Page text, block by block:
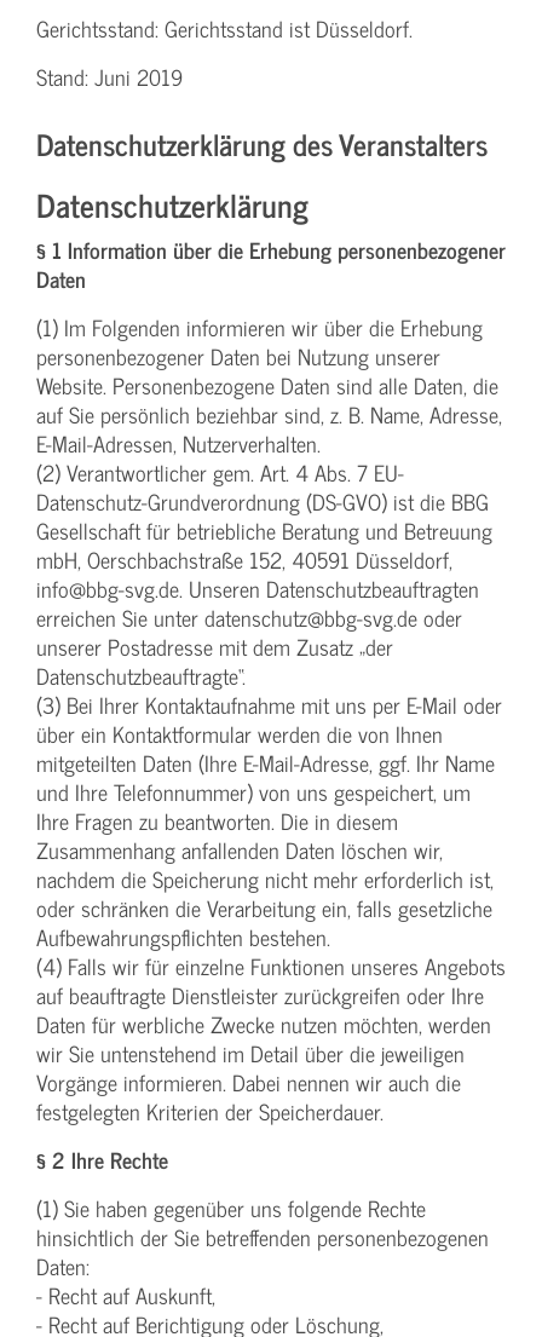
Gerichtsstand: Gerichtsstand ist Düsseldorf.
Stand: Juni 2019
Datenschutzerklärung des Veranstalters
Datenschutzerklärung
§ 1 Information über die Erhebung personenbezogener
Daten
(1) Im Folgenden informieren wir über die Erhebung
personenbezogener Daten bei Nutzung unserer
Website. Personenbezogene Daten sind alle Daten, die
auf Sie persönlich beziehbar sind, z. B. Name, Adresse,
E-Mail-Adressen, Nutzerverhalten.
(2) Verantwortlicher gem. Art. 4 Abs. 7 EU-
Datenschutz-Grundverordnung (DS-GVO) ist die BBG
Gesellschaft für betriebliche Beratung und Betreuung
mbH, Oerschbachstraße 152, 40591 Düsseldorf,
info@bbg-svg.de. Unseren Datenschutzbeauftragten
erreichen Sie unter datenschutz@bbg-svg.de oder
unserer Postadresse mit dem Zusatz „der
Datenschutzbeauftragte“.
(3) Bei Ihrer Kontaktaufnahme mit uns per E-Mail oder
über ein Kontaktformular werden die von Ihnen
mitgeteilten Daten (Ihre E-Mail-Adresse, ggf. Ihr Name
und Ihre Telefonnummer) von uns gespeichert, um
Ihre Fragen zu beantworten. Die in diesem
Zusammenhang anfallenden Daten löschen wir,
nachdem die Speicherung nicht mehr erforderlich ist,
oder schränken die Verarbeitung ein, falls gesetzliche
Aufbewahrungspflichten bestehen.
(4) Falls wir für einzelne Funktionen unseres Angebots
auf beauftragte Dienstleister zurückgreifen oder Ihre
Daten für werbliche Zwecke nutzen möchten, werden
wir Sie untenstehend im Detail über die jeweiligen
Vorgänge informieren. Dabei nennen wir auch die
festgelegten Kriterien der Speicherdauer.
§ 2 Ihre Rechte
(1) Sie haben gegenüber uns folgende Rechte
hinsichtlich der Sie betreffenden personenbezogenen
Daten:
- Recht auf Auskunft,
- Recht auf Berichtigung oder Löschung,